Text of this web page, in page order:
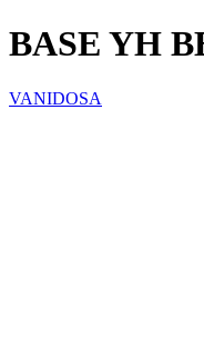
BASE YH
VANIDOSA